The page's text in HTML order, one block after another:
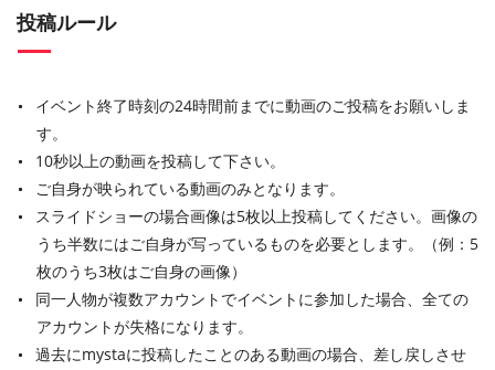
投稿ルール
イベント終了時刻の24時間前までに動画のご投稿をお願いしま
す。
10秒以上の動画を投稿して下さい。
ご自身が映られている動画のみとなります。
スライドショーの場合画像は5枚以上投稿してください。画像の
うち半数にはご自身が写っているものを必要とします。（例：5
枚のうち3枚はご自身の画像）
同一人物が複数アカウントでイベントに参加した場合、全ての
アカウントが失格になります。
過去にmystaに投稿したことのある動画の場合、差し戻しさせ